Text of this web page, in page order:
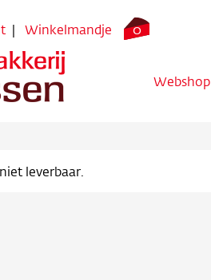
Winkelmandje 0
Webshop
leverbaar.